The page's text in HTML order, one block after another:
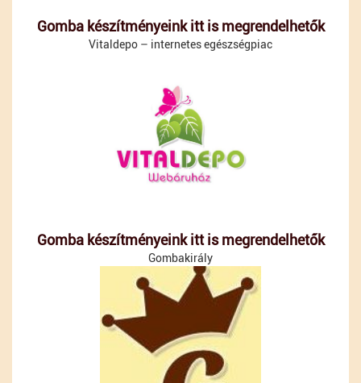
Gomba készítményeink itt is megrendelhetők
Vitaldepo – internetes egészségpiac
Gomba készítményeink itt is megrendelhetők
Gombakirály